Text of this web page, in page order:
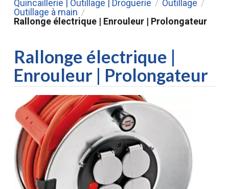
Quincaillerie | Outillage | Droguerie / Outillage /
Outillage à main /
Rallonge électrique | Enrouleur | Prolongateur
Rallonge électrique |
Enrouleur | Prolongateur